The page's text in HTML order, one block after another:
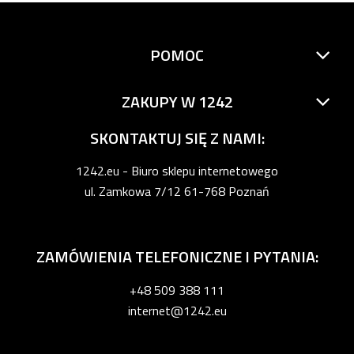
POMOC
ZAKUPY W 1242
SKONTAKTUJ SIĘ Z NAMI:
1242.eu - Biuro sklepu internetowego
ul. Zamkowa 7/12 61-768 Poznań
ZAMÓWIENIA TELEFONICZNE I PYTANIA:
+48 509 388 111
internet@1242.eu